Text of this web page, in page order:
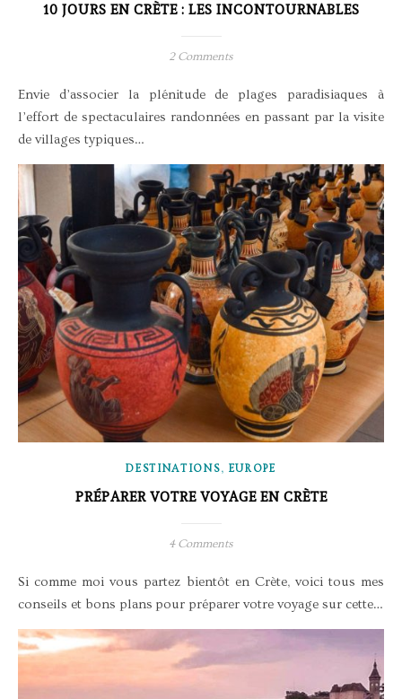
10 JOURS EN CRÈTE : LES INCONTOURNABLES
2 Comments
Envie d’associer la plénitude de plages paradisiaques à
l’effort de spectaculaires randonnées en passant par la visite
de villages typiques…
DESTINATIONS, EUROPE
PRÉPARER VOTRE VOYAGE EN CRÈTE
4 Comments
Si comme moi vous partez bientôt en Crète, voici tous mes
conseils et bons plans pour préparer votre voyage sur cette…